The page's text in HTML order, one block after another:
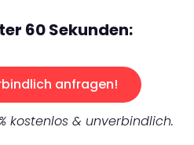
60 Sekunden:
anfragen!
kostenlos & unverbindlich.